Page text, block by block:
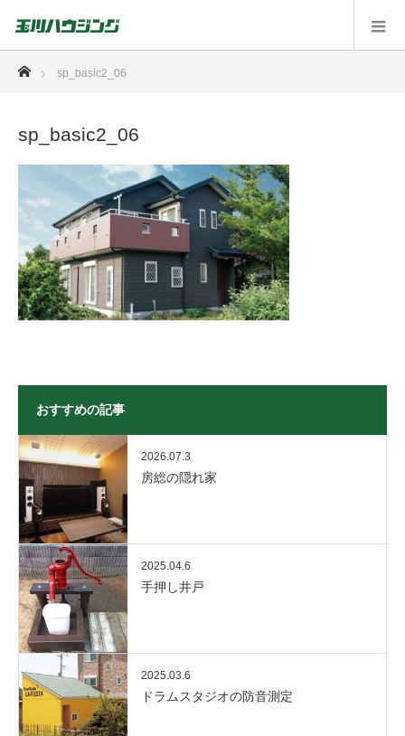
sp_basic2_06
sp_basic2_06
おすすめの記事
2026.07.3
房総の隠れ家
2025.04.6
手押し井戸
2025.03.6
ドラムスタジオの防音測定